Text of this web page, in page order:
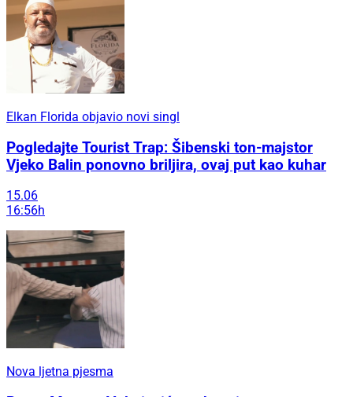
Elkan Florida objavio novi singl
Pogledajte Tourist Trap: Šibenski ton-majstor
Vjeko Balin ponovno briljira, ovaj put kao kuhar
15.06
16:56h
Nova ljetna pjesma